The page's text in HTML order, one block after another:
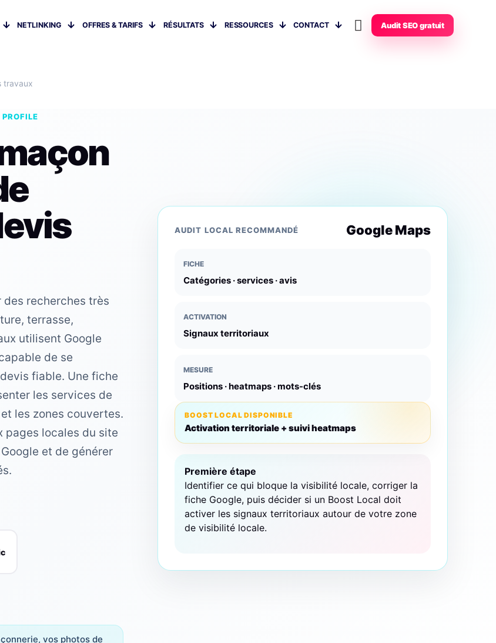
NETLINKING OFFRES & TARIFS RÉSULTATS RESSOURCES CONTACT Audit SEO gratuit
travaux
des recherches très
terrasse,
utilisent Google
de se
fiable. Une fiche
les services de
les zones couvertes.
pages locales du site
et de générer
vos photos de
AUDIT LOCAL RECOMMANDÉ Google Maps
FICHE
Catégories · services · avis
ACTIVATION
Signaux territoriaux
MESURE
Positions · heatmaps · mots-clés
BOOST LOCAL DISPONIBLE
Activation territoriale + suivi heatmaps
Première étape
Identifier ce qui bloque la visibilité locale, corriger la
fiche Google, puis décider si un Boost Local doit
activer les signaux territoriaux autour de votre zone
de visibilité locale.